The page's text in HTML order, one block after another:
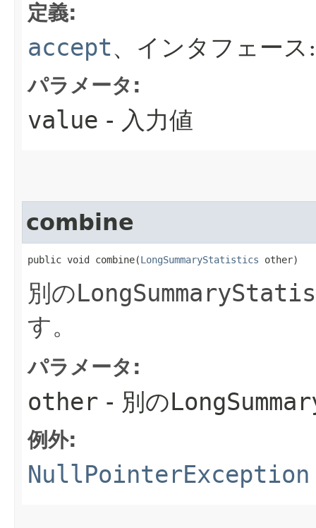
定義:
accept、インタフェー
パラメータ:
value - 入力値
combine
public void combine​(LongSummaryStatistics other)
別の
す。
パラメータ:
other - 別の
例外:
NullPointerException